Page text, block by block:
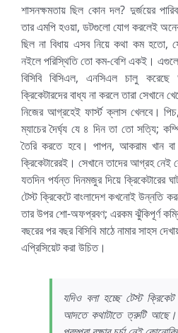
শাসনক্ষমতায় ছিল কোন দল? দুর্জয়ের
তার এমপি হওয়া, ডটগুলো যোগ করলেই
ছিল না বিধায় এসব নিয়ে কথা কম হতো,
নইলে পরিস্থিতি তো কম-বেশি একই।
বিসিবি বিসিএল, এনসিএল চালু
ক্রিকেটারদের বাধ্য না করলে তারা
নিজের আগ্রহেই ফার্স্ট ক্লাস খেলবে।
ম্যাচের দৈর্ঘ্য যে ৪ দিন তা তো সত্যি;
তৈরি করতে হবে। পাপন, আকরাম খান বা
ক্রিকেটারেরই। সেখানে তাদের আগ্রহ নেই
যতদিন পর্যন্ত দিনমজুর দিয়ে ক্রিকেটারের
টেস্ট ক্রিকেটে বাংলাদেশ কখনোই উন্নতি
তার উপর শো-অফপ্রবণ; এরকম ঝুঁকিপূর্ণ
বছরের পর বছর বিসিবি মাঠে নামার সাহস
এপ্রিসিয়েট করা উচিত।
যদিও বলা হচ্ছে টেস্ট
আদতে কথাটাতে ত্রুটি আছে।